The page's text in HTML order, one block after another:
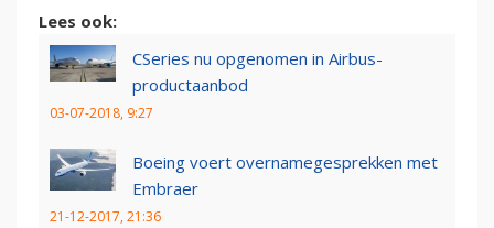
Lees ook:
CSeries nu opgenomen in Airbus-
productaanbod
03-07-2018, 9:27
Boeing voert overnamegesprekken met
Embraer
21-12-2017, 21:36